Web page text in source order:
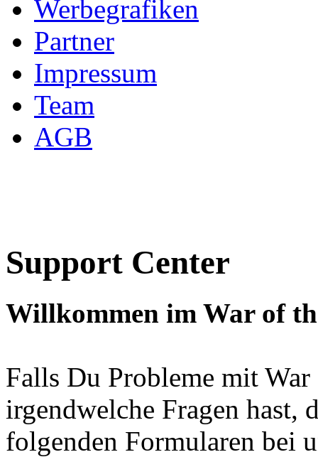
Werbegrafiken
Partner
Impressum
Team
AGB
Support Center
Willkommen im War of
Falls Du Probleme mit
irgendwelche Fragen hast,
folgenden Formularen bei